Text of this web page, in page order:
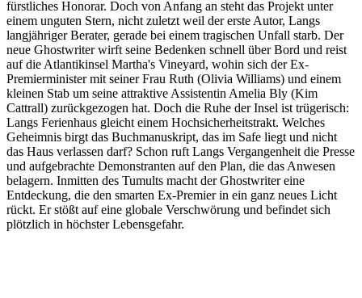
fürstliches Honorar. Doch von Anfang an steht das Projekt unter
einem unguten Stern, nicht zuletzt weil der erste Autor, Langs
langjähriger Berater, gerade bei einem tragischen Unfall starb. Der
neue Ghostwriter wirft seine Bedenken schnell über Bord und reist
auf die Atlantikinsel Martha's Vineyard, wohin sich der Ex-
Premierminister mit seiner Frau Ruth (Olivia Williams) und einem
kleinen Stab um seine attraktive Assistentin Amelia Bly (Kim
Cattrall) zurückgezogen hat. Doch die Ruhe der Insel ist trügerisch:
Langs Ferienhaus gleicht einem Hochsicherheitstrakt. Welches
Geheimnis birgt das Buchmanuskript, das im Safe liegt und nicht
das Haus verlassen darf? Schon ruft Langs Vergangenheit die Presse
und aufgebrachte Demonstranten auf den Plan, die das Anwesen
belagern. Inmitten des Tumults macht der Ghostwriter eine
Entdeckung, die den smarten Ex-Premier in ein ganz neues Licht
rückt. Er stößt auf eine globale Verschwörung und befindet sich
plötzlich in höchster Lebensgefahr.